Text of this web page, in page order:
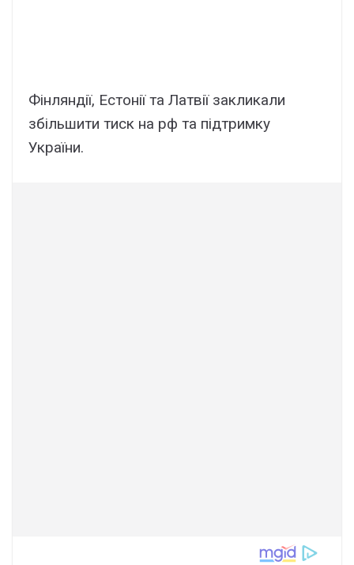
Фінляндії, Естонії та Латвії закликали
збільшити тиск на рф та підтримку
України.